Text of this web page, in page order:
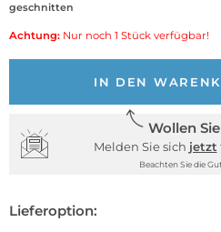
geschnitten
Achtung: Nur noch 1 Stück verfügbar!
IN DEN
Wollen
Melden Sie sich jetzt
Beachten Sie die
Lieferoption: